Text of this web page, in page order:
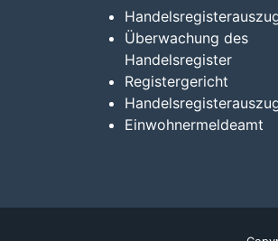
Überwachung des
Handelsregister
Registergericht
Einwohnermeldeamt